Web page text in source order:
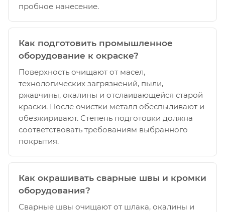
пробное нанесение.
Как подготовить промышленное
оборудование к окраске?
Поверхность очищают от масел,
технологических загрязнений, пыли,
ржавчины, окалины и отслаивающейся старой
краски. После очистки металл обеспыливают и
обезжиривают. Степень подготовки должна
соответствовать требованиям выбранного
покрытия.
Как окрашивать сварные швы и кромки
оборудования?
Сварные швы очищают от шлака, окалины и